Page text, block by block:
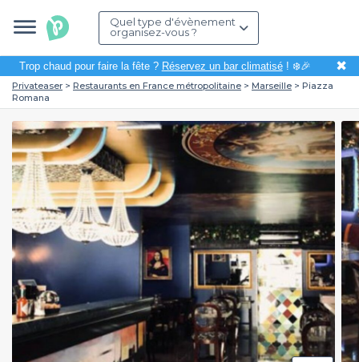
Quel type d'évènement
organisez-vous ?
Trop chaud pour faire la fête ? Réservez un bar climatisé! ❄️🎉 ✖
Privateaser Restaurants en France métropolitaine Marseille
Piazza
Romana